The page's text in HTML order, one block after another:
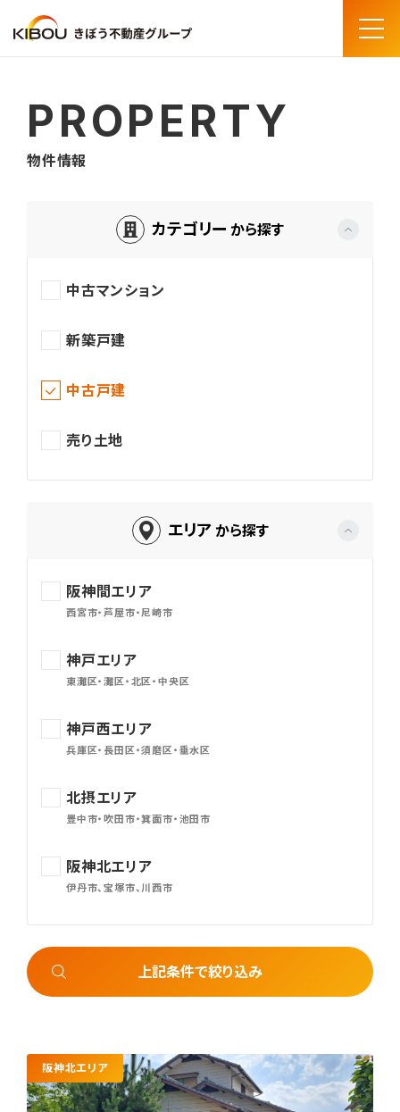
Menu
PROPERTY
物件情報
カテゴリー から探す
中古マンション
新築戸建
中古戸建
売り土地
エリア から探す
阪神間エリア
西宮市・芦屋市・尼崎市
神戸エリア
東灘区・灘区・北区・中央区
神戸西エリア
兵庫区・長田区・須磨区・垂水区
北摂エリア
豊中市・吹田市・箕面市・池田市
阪神北エリア
伊丹市、宝塚市、川西市
上記条件で絞り込み
阪神北エリア